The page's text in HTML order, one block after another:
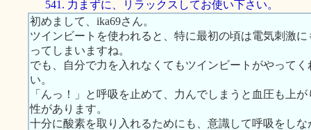
541. 力まずに、リラックスしてお使い下さい。
初めまして、ika69さん。
ツインビートを使われると、特に最初の頃は電気刺激
ってしまいますね。
でも、自分で力を入れなくてもツインビートがやって
い。
「んっ！」と呼吸を止めて、力んでしまうと血圧も上
性があります。
十分に酸素を取り入れるためにも、意識して呼吸をし